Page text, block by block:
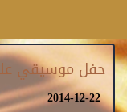
حفل موسيقي علي
2014-12-22